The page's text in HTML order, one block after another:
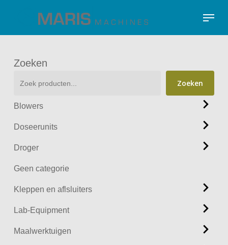
main
Menu
Zoeken
Zoeken
Blowers
Doseerunits
Droger
Geen categorie
Kleppen en aflsluiters
Lab-Equipment
Maalwerktuigen
Close